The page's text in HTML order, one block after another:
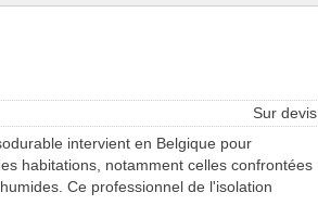
Sur devis
intervient en Belgique pour
habitations, notamment celles confrontées
Ce professionnel de l'isolation